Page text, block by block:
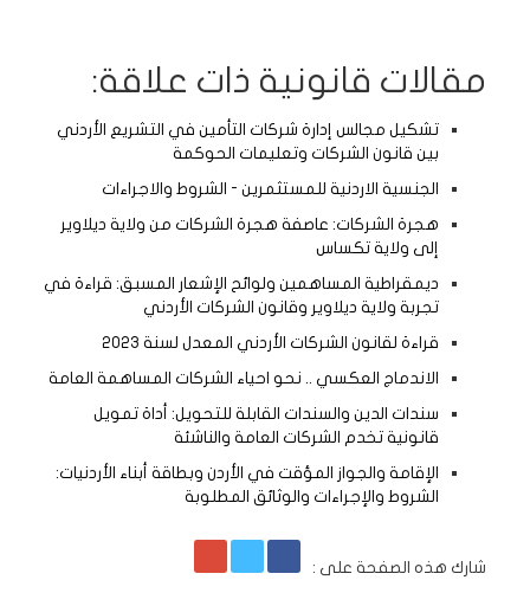
مقالات قانونية ذات علاقة:
تشكيل مجالس إدارة شركات التأمين في التشريع الأردني
بين قانون الشركات وتعليمات الحوكمة
الجنسية الاردنية للمستثمرين - الشروط والاجراءات
هجرة الشركات: عاصفة هجرة الشركات من ولاية ديلاوير
إلى ولاية تكساس
ديمقراطية المساهمين ولوائح الإشعار المسبق: قراءة في
تجربة ولاية ديلاوير وقانون الشركات الأردني
قراءة لقانون الشركات الأردني المعدل لسنة 2023
الاندماج العكسي .. نحو احياء الشركات المساهمة العامة
سندات الدين والسندات القابلة للتحويل: أداة تمويل
قانونية تخدم الشركات العامة والناشئة
الإقامة والجواز المؤقت في الأردن وبطاقة أبناء الأردنيات:
الشروط والإجراءات والوثائق المطلوبة
شارك هذه الصفحة على :